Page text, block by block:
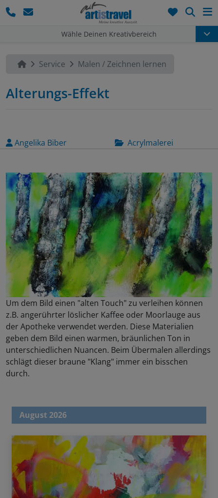
Wähle Deinen Kreativbereich
Service Malen / Zeichnen lernen
Alterungs-Effekt
Angelika Biber Acrylmalerei
Um dem Bild einen "alten Touch" zu verleihen können
z.B. angerührter löslicher Kaffee oder Moorlauge aus
der Apotheke verwendet werden. Diese Materialien
geben dem Bild einen warmen, bräunlichen Ton in
unterschiedlichen Nuancen. Beim Übermalen allerdings
schlägt dieser braune "Klang" immer ein bisschen
durch.
August 2026